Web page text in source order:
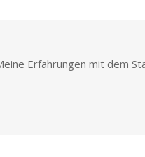
Erfahrungen mit dem